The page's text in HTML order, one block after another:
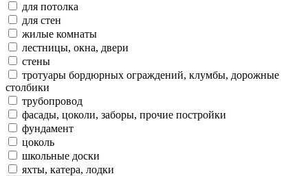
для потолка
для стен
жилые комнаты
лестницы, окна, двери
стены
тротуары бордюрных ограждений, клумбы, дорожные
столбики
трубопровод
фасады, цоколи, заборы, прочие постройки
фундамент
цоколь
школьные доски
яхты, катера, лодки